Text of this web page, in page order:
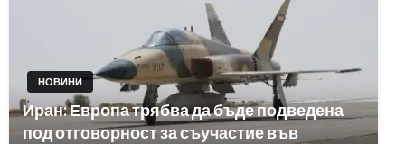
НОВИНИ
Иран: Европа трябва да бъде подведена
под отговорност за съучастие във